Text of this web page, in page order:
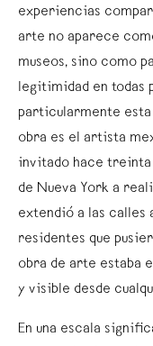
experiencias
arte no aparece
museos, sino como
legitimidad en todas
particularmente
obra es el artista
invitado hace treinta
de Nueva York a
extendió a las calles
residentes que
obra de arte estaba
y visible desde
En una escala